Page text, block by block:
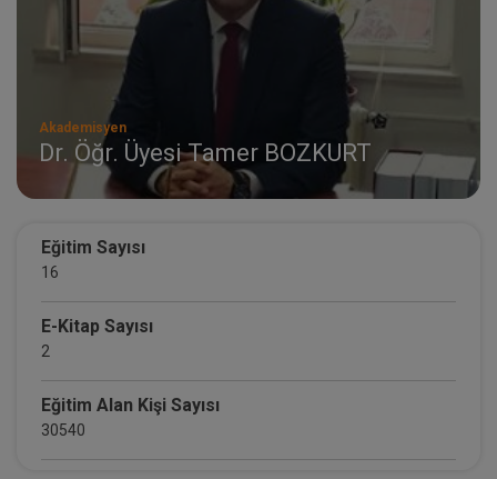
Akademisyen
Dr. Öğr. Üyesi Tamer BOZKURT
Eğitim Sayısı
16
E-Kitap Sayısı
2
Eğitim Alan Kişi Sayısı
30540